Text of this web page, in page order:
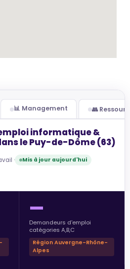
📊 Management 👥
informatique &
le Puy-de-Dôme (63)
· Mis à jour aujourd'hui
—
Demandeurs d'emploi
catégories A,B,C
Région Auvergne-Rhône-
Alpes